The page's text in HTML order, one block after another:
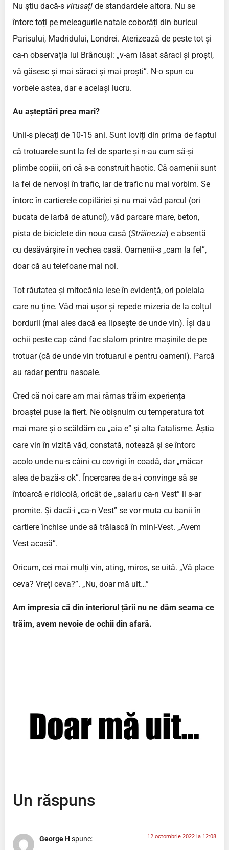
Nu știu dacă-s virusați de standardele altora. Nu se
întorc toți pe meleagurile natale coborâți din buricul
Parisului, Madridului, Londrei. Aterizează de peste tot și
ca-n observația lui Brâncuși: „v-am lăsat săraci și proști,
vă găsesc și mai săraci și mai proști”. N-o spun cu
vorbele astea, dar e același lucru.
Au așteptări prea mari?
Unii-s plecați de 10-15 ani. Sunt loviți din prima de faptul
că trotuarele sunt la fel de sparte și n-au cum să-și
plimbe copiii, ori că s-a construit haotic. Că oamenii sunt
la fel de nervoși în trafic, iar de trafic nu mai vorbim. Se
întorc în cartierele copilăriei și nu mai văd parcul (ori
bucata de iarbă de atunci), văd parcare mare, beton,
pista de biciclete din noua casă (Străinezia) e absentă
cu desăvârșire în vechea casă. Oamenii-s „cam la fel”,
doar că au telefoane mai noi.
Tot răutatea și mitocănia iese în evidență, ori poleiala
care nu ține. Văd mai ușor și repede mizeria de la colțul
bordurii (mai ales dacă ea lipsește de unde vin). Își dau
ochii peste cap când fac slalom printre mașinile de pe
trotuar (că de unde vin trotuarul e pentru oameni). Parcă
au radar pentru nasoale.
Cred că noi care am mai rămas trăim experiența
broaștei puse la fiert. Ne obișnuim cu temperatura tot
mai mare și o scăldăm cu „aia e” și alta fatalisme. Ăștia
care vin în vizită văd, constată, notează și se întorc
acolo unde nu-s câini cu covrigi în coadă, dar „măcar
alea de bază-s ok”. Încercarea de a-i convinge să se
întoarcă e ridicolă, oricât de „salariu ca-n Vest” li s-ar
promite. Și dacă-i „ca-n Vest” se vor muta cu banii în
cartiere închise unde să trăiască în mini-Vest. „Avem
Vest acasă”.
Oricum, cei mai mulți vin, ating, miros, se uită. „Vă place
ceva? Vreți ceva?”. „Nu, doar mă uit…”
Am impresia că din interiorul țării nu ne dăm seama ce
trăim, avem nevoie de ochii din afară.
Un răspuns
George H spune: 12 octombrie 2022 la 12:08